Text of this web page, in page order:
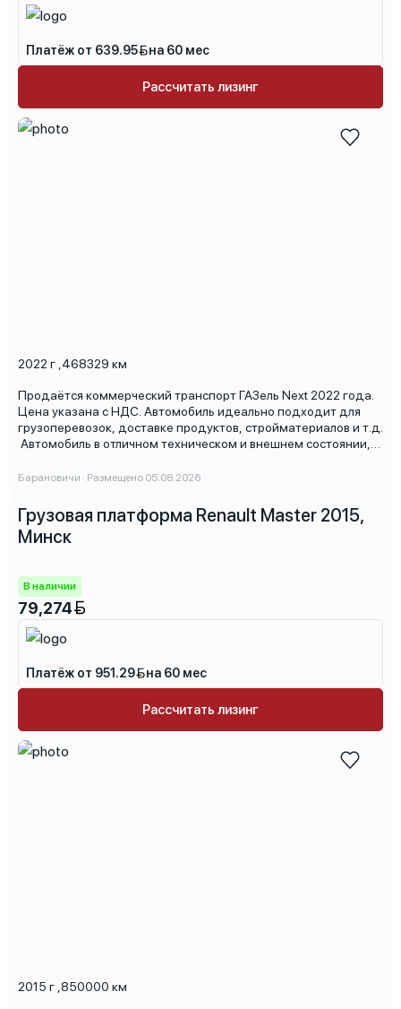
2022 г 468329 км
Продаётся коммерческий транспорт ГАЗель Next 2022 года.
Цена указана с НДС. Автомобиль идеально подходит для
грузоперевозок, доставке продуктов, стройматериалов и т.д.
Автомобиль в отличном техническом и внешнем состоянии,
работе сразу после покупки.
Барановичи · Размещено 05.08.2026
Платёж от 639.95 на 60 мес
Рассчитать лизинг
2015 г 850000 км
Грузовая платформа Renault Master 2015,
Минск
В наличии
79,274
Платёж от 951.29 на 60 мес
Рассчитать лизинг